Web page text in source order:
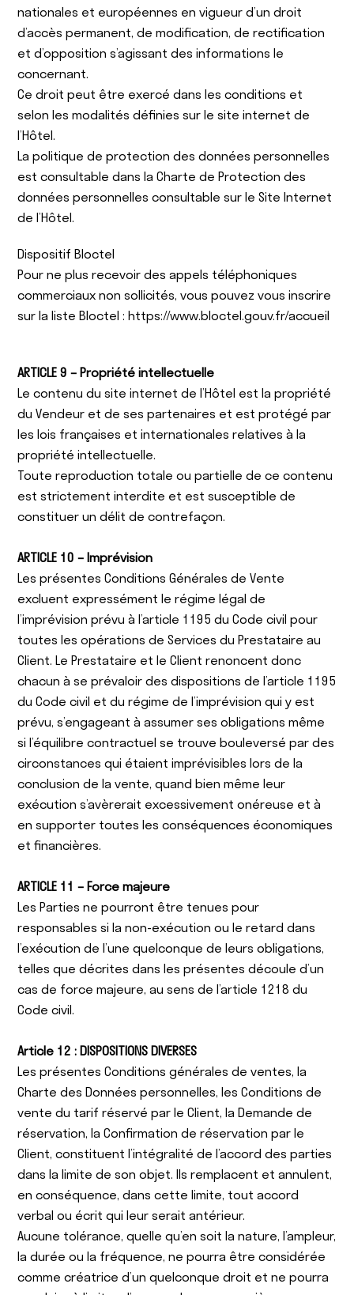
nationales et européennes en vigueur d’un droit
d’accès permanent, de modification, de rectification
et d’opposition s’agissant des informations le
concernant.
Ce droit peut être exercé dans les conditions et
selon les modalités définies sur le site internet de
l’Hôtel.
La politique de protection des données personnelles
est consultable dans la Charte de Protection des
données personnelles consultable sur le Site Internet
de l’Hôtel.
Dispositif Bloctel
Pour ne plus recevoir des appels téléphoniques
commerciaux non sollicités, vous pouvez vous inscrire
sur la liste Bloctel :https://www.bloctel.gouv.fr/accueil
ARTICLE 9 – Propriété intellectuelle
Le contenu du site internet de l’Hôtel est la propriété
du Vendeur et de ses partenaires et est protégé par
les lois françaises et internationales relatives à la
propriété intellectuelle.
Toute reproduction totale ou partielle de ce contenu
est strictement interdite et est susceptible de
constituer un délit de contrefaçon.
ARTICLE 10 – Imprévision
Les présentes Conditions Générales de Vente
excluent expressément le régime légal de
l’imprévision prévu à l’article 1195 du Code civil pour
toutes les opérations de Services du Prestataire au
Client. Le Prestataire et le Client renoncent donc
chacun à se prévaloir des dispositions de l’article 1195
du Code civil et du régime de l’imprévision qui y est
prévu, s’engageant à assumer ses obligations même
si l’équilibre contractuel se trouve bouleversé par des
circonstances qui étaient imprévisibles lors de la
conclusion de la vente, quand bien même leur
exécution s’avèrerait excessivement onéreuse et à
en supporter toutes les conséquences économiques
et financières.
ARTICLE 11 – Force majeure
Les Parties ne pourront être tenues pour
responsables si la non-exécution ou le retard dans
l’exécution de l’une quelconque de leurs obligations,
telles que décrites dans les présentes découle d’un
cas de force majeure, au sens de l’article 1218 du
Code civil.
Article 12 : DISPOSITIONS DIVERSES
Les présentes Conditions générales de ventes, la
Charte des Données personnelles, les Conditions de
vente du tarif réservé par le Client, la Demande de
réservation, la Confirmation de réservation par le
Client, constituent l’intégralité de l’accord des parties
dans la limite de son objet. Ils remplacent et annulent,
en conséquence, dans cette limite, tout accord
verbal ou écrit qui leur serait antérieur.
Aucune tolérance, quelle qu’en soit la nature, l’ampleur,
la durée ou la fréquence, ne pourra être considérée
comme créatrice d’un quelconque droit et ne pourra